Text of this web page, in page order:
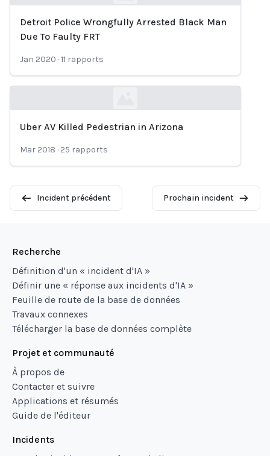
Loading...
Detroit Police Wrongfully Arrested Black Man
Due To Faulty FRT
Jan 2020 ·11 rapports
Uber AV Killed Pedestrian in Arizona
Mar 2018 · 25 rapports
Incident précédent Prochain incident
Recherche
Définition d'un « incident d'IA »
Définir une « réponse aux incidents d'IA »
Feuille de route de la base de données
Travaux connexes
Télécharger la base de données complète
Projet et communauté
À propos de
Contacter et suivre
Applications et résumés
Guide de l'éditeur
Incidents